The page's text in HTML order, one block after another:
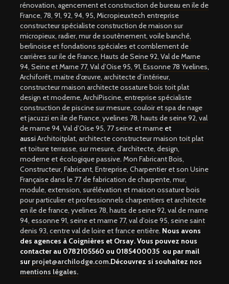
rénovation, agencement et construction de bureau en ile de
France, 78, 91, 92, 94, 95, Micropieuxtech entreprise
constructeur spécialiste construction de maison sur
micropieux, radier, mur de soutènement, voile banché,
berlinoise et fondations spéciales et comblement de
carrières sur ile de France, Hauts de Seine 92, Val de Marne
94, Seine et Marne 77, Val d’Oise 95, 91, Essonne 78 Yvelines,
Archiforêt, maitre d’œuvre, architecte d’intérieur,
constructeur maison architecte ossature bois toit plat
design et moderne, ArchiPiscine, entreprise spécialiste
construction de piscine sur mesure, couloir et spa de nage
et jacuzzi en ile de France, yvelines 78, hauts de seine 92, val
de marne 94, Val d’Oise 95, 77 seine et marne et
aussi Architoitplat, architecte constructeur maison toit plat
et toiture terrasse, sur mesure, d’architecte, design,
moderne et écologique passive. Mon Fabricant Bois,
Constructeur, Fabricant, Entreprise, Charpentier et son Usine
Française dans le 77 de fabrication de charpente, mur,
module, extension, surélévation et maison ossature bois
pour particulier et professionnels charpentiers et architecte
en ile de france, yvelines 78, hauts de seine 92, val de marne
94, essonne 91, seine et marne 77, val d’oise 95, seine saint
denis 93, centre val de loire et france entière. Nous avons
des agences à Coignières et Orsay. Vous pouvez nous
contacter au 0782105560 ou 0185400035 ou par mail
sur projet@archilodge.com.Découvrez si souhaitez nos
mentions légales.